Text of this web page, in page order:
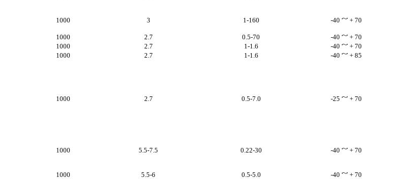
1000 3 1-160 -40 ～ + 70
1000 2.7 0.5-70
-40 ～ + 70
1000 2.7 1-1.6
-40 ～ + 70
1000 2.7 1-1.6 -40 ～ + 85
1000 2.7 0.5-7.0 -25 ～ + 70
1000 5.5-7.5 0.22-30 -40 ～ + 70
1000 5.5-6 0.5-5.0 -40 ～ + 70